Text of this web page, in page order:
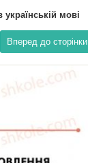
мові
Вперед до сторінки